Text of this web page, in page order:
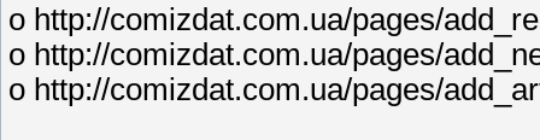
o http://comizdat.com.ua/pages/
o http://comizdat.com.ua/pages/
o http://comizdat.com.ua/pages/